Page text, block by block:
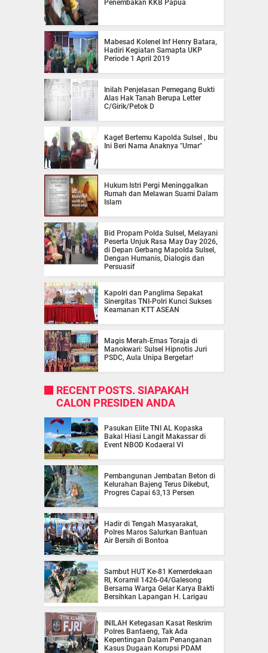
Penembakan KKB Papua
Mabesad Kolenel Inf Henry Batara,
Hadiri Kegiatan Samapta UKP
Periode 1 April 2019
Inilah Penjelasan Pemegang Bukti
Alas Hak Tanah Berupa Letter
C/Girik/Petok D
Kaget Bertemu Kapolda Sulsel , Ibu
Ini Beri Nama Anaknya "Umar"
Hukum Istri Pergi Meninggalkan
Rumah dan Melawan Suami Dalam
Islam
Bid Propam Polda Sulsel, Melayani
Peserta Unjuk Rasa May Day 2026,
di Depan Gerbang Mapolda Sulsel,
Dengan Humanis, Dialogis dan
Persuasif
Kapolri dan Panglima Sepakat
Sinergitas TNI-Polri Kunci Sukses
Keamanan KTT ASEAN
Magis Merah-Emas Toraja di
Manokwari: Sulsel Hipnotis Juri
PSDC, Aula Unipa Bergetar!
RECENT POSTS. SIAPAKAH
CALON PRESIDEN ANDA
Pasukan Elite TNI AL Kopaska
Bakal Hiasi Langit Makassar di
Event NBOD Kodaeral VI
Pembangunan Jembatan Beton di
Kelurahan Bajeng Terus Dikebut,
Progres Capai 63,13 Persen
Hadir di Tengah Masyarakat,
Polres Maros Salurkan Bantuan
Air Bersih di Bontoa
Sambut HUT Ke-81 Kemerdekaan
RI, Koramil 1426-04/Galesong
Bersama Warga Gelar Karya Bakti
Bersihkan Lapangan H. Larigau
INILAH Ketegasan Kasat Reskrim
Polres Bantaeng, Tak Ada
Kepentingan Dalam Penanganan
Kasus Dugaan Korupsi PDAM